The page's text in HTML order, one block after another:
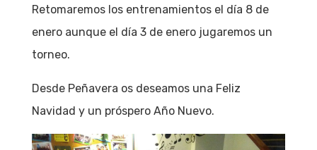
Retomaremos los entrenamientos el día 8 de
enero aunque el día 3 de enero jugaremos un
torneo.
Desde Peñavera os deseamos una Feliz
Navidad y un próspero Año Nuevo.